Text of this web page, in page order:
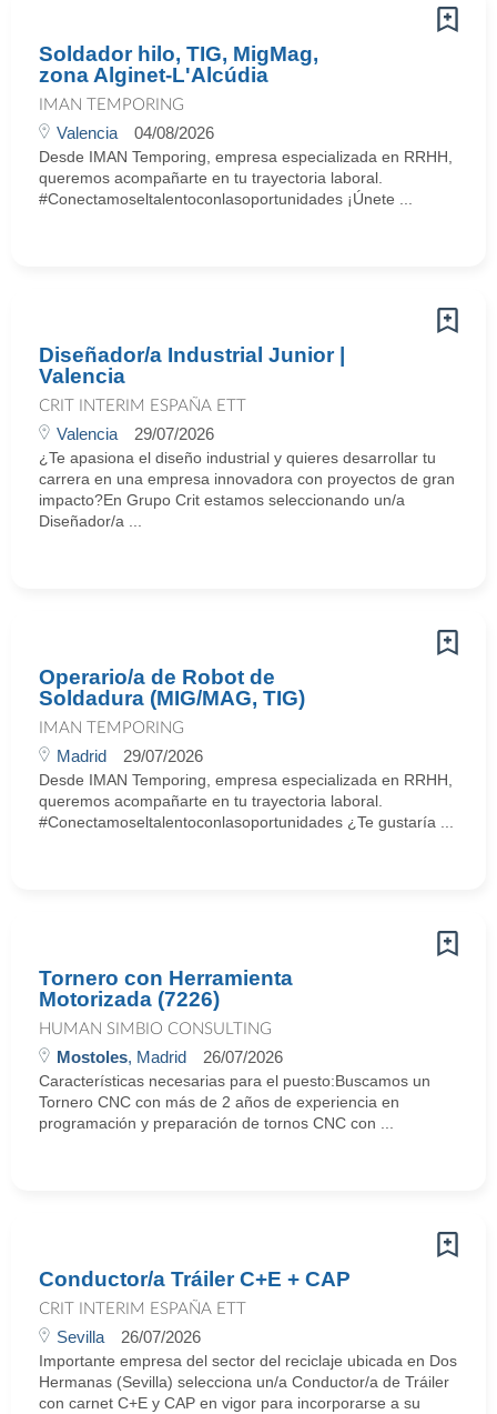
Soldador hilo, TIG, MigMag,
zona Alginet-L'Alcúdia
IMAN TEMPORING
Valencia 04/08/2026
Desde IMAN Temporing, empresa especializada en RRHH,
queremos acompañarte en tu trayectoria laboral.
#Conectamoseltalentoconlasoportunidades ¡Únete ...
Diseñador/a Industrial Junior |
Valencia
CRIT INTERIM ESPAÑA ETT
Valencia 29/07/2026
¿Te apasiona el diseño industrial y quieres desarrollar tu
carrera en una empresa innovadora con proyectos de gran
impacto?En Grupo Crit estamos seleccionando un/a
Diseñador/a ...
Operario/a de Robot de
Soldadura (MIG/MAG, TIG)
IMAN TEMPORING
Madrid 29/07/2026
Desde IMAN Temporing, empresa especializada en RRHH,
queremos acompañarte en tu trayectoria laboral.
#Conectamoseltalentoconlasoportunidades ¿Te gustaría ...
Tornero con Herramienta
Motorizada (7226)
HUMAN SIMBIO CONSULTING
Mostoles, Madrid 26/07/2026
Características necesarias para el puesto:Buscamos un
Tornero CNC con más de 2 años de experiencia en
programación y preparación de tornos CNC con ...
Conductor/a Tráiler C+E + CAP
CRIT INTERIM ESPAÑA ETT
Sevilla 26/07/2026
Importante empresa del sector del reciclaje ubicada en Dos
Hermanas (Sevilla) selecciona un/a Conductor/a de Tráiler
con carnet C+E y CAP en vigor para incorporarse a su